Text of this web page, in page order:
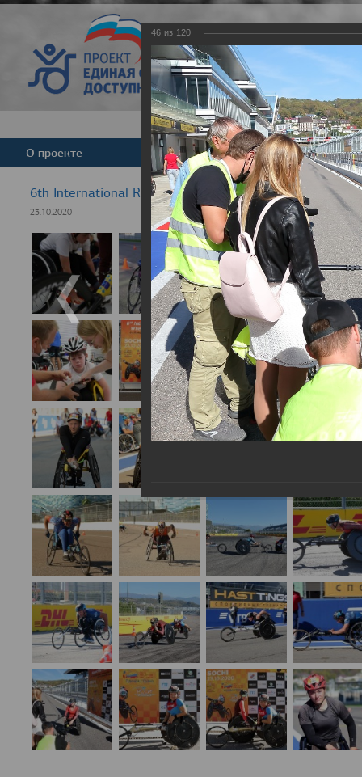
Версия для
О проекте Команда Новости
6th International Rezept-Sport Wheelchair Half
23.10.2020
46 из 120